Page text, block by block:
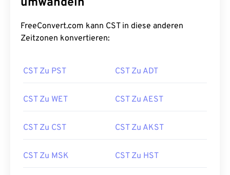
FreeConvert.com kann CST in diese anderen
Zeitzonen konvertieren:
CST Zu PST CST Zu ADT
CST Zu WET CST Zu AEST
CST Zu CST CST Zu AKST
CST Zu MSK CST Zu HST